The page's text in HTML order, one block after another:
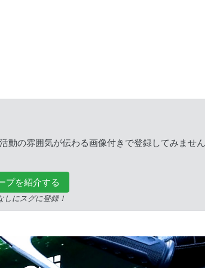
動の雰囲気が伝わる画像付きで登録してみませ
プを紹介する
しにスグに登録！